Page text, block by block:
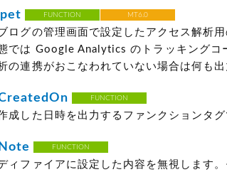
FUNCTION MT6.0
ログの管理画面で設定したアクセス解析
では Google Analytics のトラッキングコ
の連携がおこなわれていない場合は何も出
FUNCTION
成した日時を出力するファンクションタグ
FUNCTION
ィファイアに設定した内容を無視します